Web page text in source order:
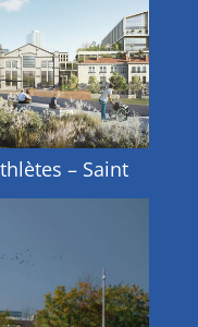
– Saint